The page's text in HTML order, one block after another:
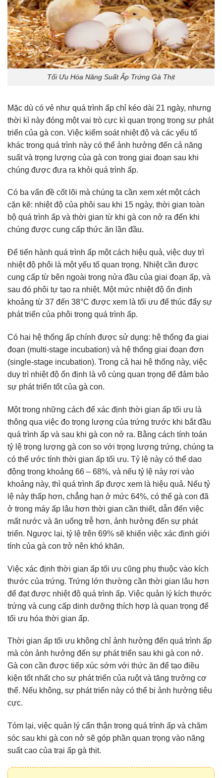
Tối Ưu Hóa Năng Suất Ấp Trứng Gà Thịt
Mặc dù có vẻ như quá trình ấp chỉ kéo dài 21 ngày, nhưng
thời kì này đóng một vai trò cực kì quan trọng trong sự phát
triển của gà con. Việc kiểm soát nhiệt độ và các yếu tố
khác trong quá trình này có thể ảnh hưởng đến cả năng
suất và trọng lượng của gà con trong giai đoạn sau khi
chúng được đưa ra khỏi quá trình ấp.
Có ba vấn đề cốt lõi mà chúng ta cần xem xét một cách
cặn kẽ: nhiệt độ của phôi sau khi 15 ngày, thời gian toàn
bộ quá trình ấp và thời gian từ khi gà con nở ra đến khi
chúng được cung cấp thức ăn lần đầu.
Để tiến hành quá trình ấp một cách hiệu quả, việc duy trì
nhiệt độ phôi là một yếu tố quan trọng. Nhiệt cần được
cung cấp từ bên ngoài trong nửa đầu của giai đoạn ấp, và
sau đó phôi tự tạo ra nhiệt. Một mức nhiệt độ ổn định
khoảng từ 37 đến 38°C được xem là tối ưu để thúc đẩy sự
phát triển của phôi trong quá trình ấp.
Có hai hệ thống ấp chính được sử dụng: hệ thống đa giai
đoạn (multi-stage incubation) và hệ thống giai đoạn đơn
(single-stage incubation). Trong cả hai hệ thống này, việc
duy trì nhiệt độ ổn định là vô cùng quan trọng để đảm bảo
sự phát triển tốt của gà con.
Một trong những cách để xác định thời gian ấp tối ưu là
thông qua việc đo trọng lượng của trứng trước khi bắt đầu
quá trình ấp và sau khi gà con nở ra. Bằng cách tính toán
tỷ lệ trọng lượng gà con so với trọng lượng trứng, chúng ta
có thể ước tính thời gian ấp tối ưu. Tỷ lệ này có thể dao
động trong khoảng 66 – 68%, và nếu tỷ lệ này rơi vào
khoảng này, thì quá trình ấp được xem là hiệu quả. Nếu tỷ
lệ này thấp hơn, chẳng hạn ở mức 64%, có thể gà con đã
ở trong máy ấp lâu hơn thời gian cần thiết, dẫn đến việc
mất nước và ăn uống trễ hơn, ảnh hưởng đến sự phát
triển. Ngược lại, tỷ lệ trên 69% sẽ khiến việc xác định giới
tính của gà con trở nên khó khăn.
Việc xác định thời gian ấp tối ưu cũng phụ thuộc vào kích
thước của trứng. Trứng lớn thường cần thời gian lâu hơn
để đạt được nhiệt độ quá trình ấp. Việc quản lý kích thước
trứng và cung cấp dinh dưỡng thích hợp là quan trọng để
tối ưu hóa thời gian ấp.
Thời gian ấp tối ưu không chỉ ảnh hưởng đến quá trình ấp
mà còn ảnh hưởng đến sự phát triển sau khi gà con nở.
Gà con cần được tiếp xúc sớm với thức ăn để tạo điều
kiện tốt nhất cho sự phát triển của ruột và tăng trưởng cơ
thể. Nếu không, sự phát triển này có thể bị ảnh hưởng tiêu
cực.
Tóm lại, việc quản lý cẩn thận trong quá trình ấp và chăm
sóc sau khi gà con nở sẽ góp phần quan trọng vào năng
suất cao của trại ấp gà thịt.